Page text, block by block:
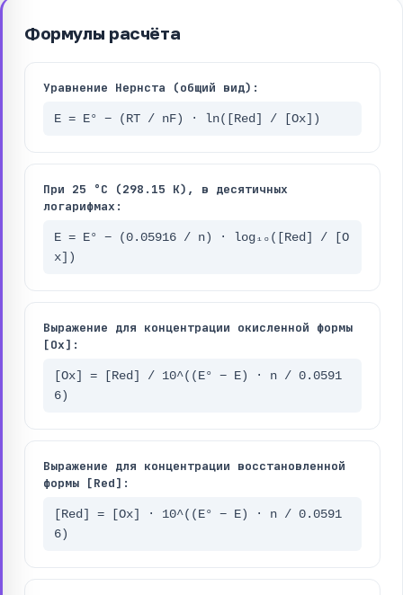
Формулы расчёта
Уравнение Нернста (общий вид):
E = E° − (RT / nF) · ln([Red] / [Ox])
При 25 °C (298.15 K), в десятичных
логарифмах:
E = E° − (0.05916 / n) · log₁₀([Red] / [O
x])
Выражение для концентрации окисленной формы
[Ox]:
[Ox] = [Red] / 10^((E° − E) · n / 0.0591
6)
Выражение для концентрации восстановленной
формы [Red]:
[Red] = [Ox] · 10^((E° − E) · n / 0.0591
6)